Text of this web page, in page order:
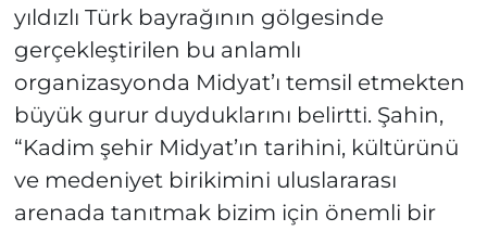
yıldızlı Türk bayrağının gölgesinde
gerçekleştirilen bu anlamlı
organizasyonda Midyat’ı temsil etmekten
büyük gurur duyduklarını belirtti. Şahin,
“Kadim şehir Midyat’ın tarihini, kültürünü
ve medeniyet birikimini uluslararası
arenada tanıtmak bizim için önemli bir